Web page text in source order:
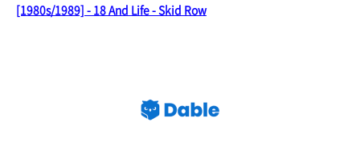
[1980s/1989] - 18 And Life - Skid Row